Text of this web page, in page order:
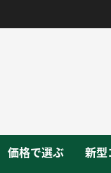
価格で選ぶ 新型